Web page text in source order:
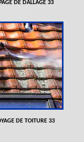
DE DALLAGE 33
DE TOITURE 33